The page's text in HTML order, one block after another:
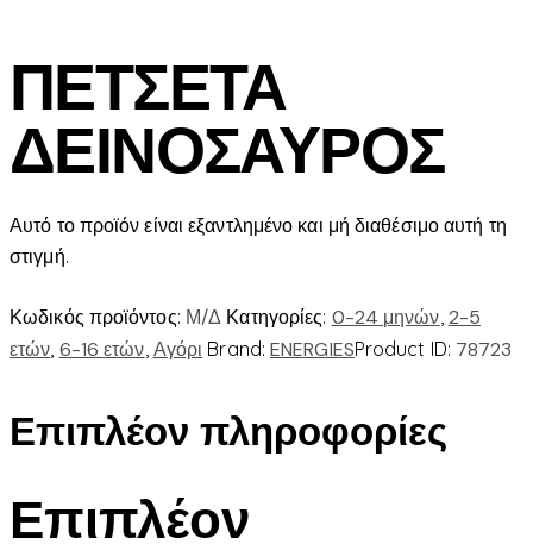
ΠΕΤΣΕΤΑ
ΔΕΙΝΟΣΑΥΡΟΣ
Αυτό το προϊόν είναι εξαντλημένο και μή διαθέσιμο αυτή τη
στιγμή.
Κωδικός προϊόντος: Μ/Δ Κατηγορίες: 0-24 μηνών 2-5
ετών 6-16 ετών Αγόρι Brand:ENERGIESProduct ID: 78723
Επιπλέον πληροφορίες
Επιπλέον